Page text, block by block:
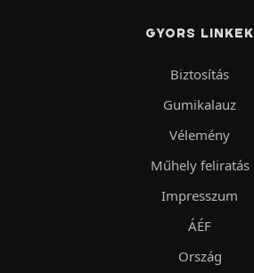
GYORS LINKEK
Biztosítás
Gumikalauz
Vélemény
Műhely feliratás
Impresszum
ÁÉF
Ország